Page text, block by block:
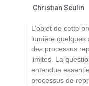
Christian Seulin
L’objet de cette
lumière quelques
des processus
limites. La
entendue
processus de